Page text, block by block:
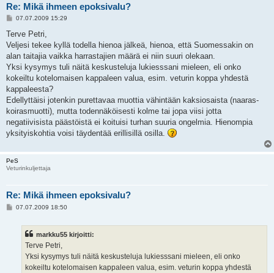
Re: Mikä ihmeen epoksivalu?
V
e
t
i
07.07.2009 15:29
Terve Petri,
Veljesi tekee kyllä todella hienoa jälkeä, hienoa, että Suomessakin on
alan taitajia vaikka harrastajien määrä ei niin suuri olekaan.
Yksi kysymys tuli näitä keskusteluja lukiesssani mieleen, eli onko
kokeiltu kotelomaisen kappaleen valua, esim. veturin koppa yhdestä
kappaleesta?
Edellyttäisi jotenkin purettavaa muottia vähintään kaksiosaista (naaras-
koirasmuotti), mutta todennäköisesti kolme tai jopa viisi jotta
negatiivisista päästöistä ei koituisi turhan suuria ongelmia. Hienompia
yksityiskohtia voisi täydentää erillisillä osilla.
PeS
Veturinkuljettaja
Re: Mikä ihmeen epoksivalu?
V07.07.2009 18:50
markku55 kirjoitti:
Terve Petri,
Yksi kysymys tuli näitä keskusteluja lukiesssani mieleen, eli onko
kokeiltu kotelomaisen kappaleen valua, esim. veturin koppa yhdestä